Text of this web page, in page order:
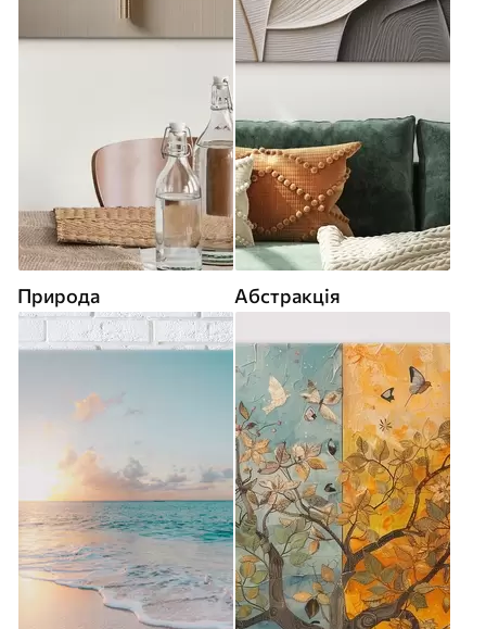
Природа Абстракція